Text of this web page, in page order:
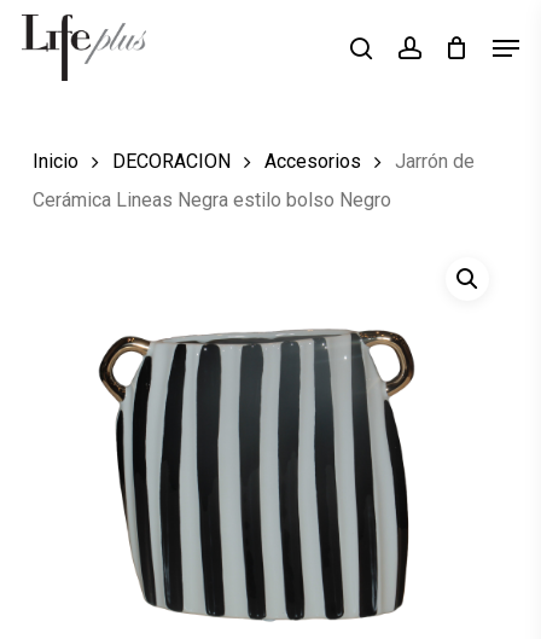
Skip
Búsqueda
productos
searchaccount
Inicio DECORACION Accesorios
Jarrón de
Cerámica Lineas Negra estilo bolso Negro